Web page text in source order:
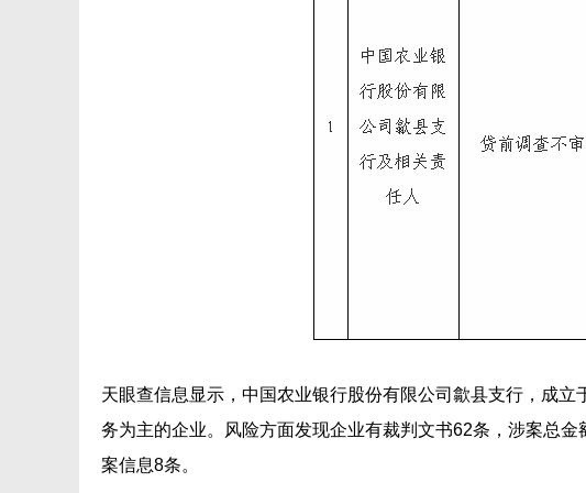
天眼查信息显示，中国农业银行股份有限公司歙县支行，成
务为主的企业。风险方面发现企业有裁判文书62条，涉案总
案信息8条。